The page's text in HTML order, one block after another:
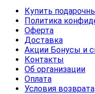
Купить
Политика
Оферта
Доставка
Акции Бонусы и
Контакты
Об организации
Оплата
Условия возврата